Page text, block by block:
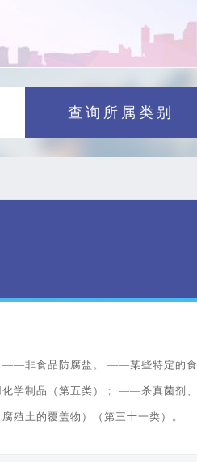
查询所属类别
——非食品防腐盐。 ——某些特定的食
学制品（第五类）； ——杀真菌剂、
土的覆盖物）（第三十一类）。